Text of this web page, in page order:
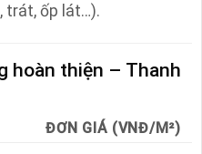
trát, ốp lát…).
hoàn thiện – Thanh
ĐƠN GIÁ (VNĐ/M²)